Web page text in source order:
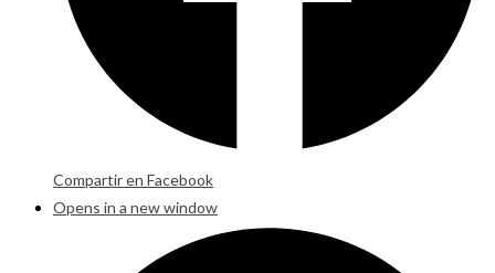
Compartir en Facebook
Opens in a new window